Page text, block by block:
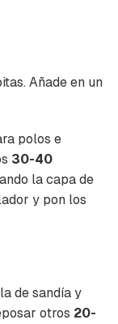
Añade en un
polos e
30-40
la capa de
y pon los
de sandía y
otros 20-